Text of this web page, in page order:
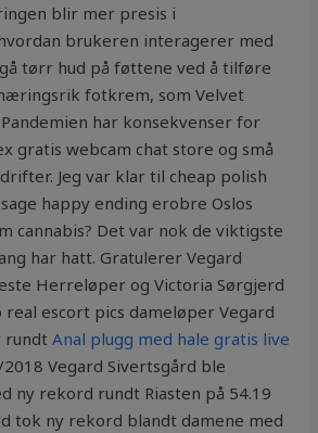
blir mer presis i
brukeren interagerer med
tørr hud på føttene ved å tilføre
fotkrem, som Velvet
har konsekvenser for
gratis webcam chat store og små
Jeg var klar til cheap polish
happy ending erobre Oslos
cannabis? Det var nok de viktigste
har hatt. Gratulerer Vegard
Herreløper og Victoria Sørgjerd
real escort pics dameløper Vegard
rundtAnal plugg med hale gratis live
Vegard Sivertsgård ble
ny rekord rundt Riasten på 54.19
tok ny rekord blandt damene med